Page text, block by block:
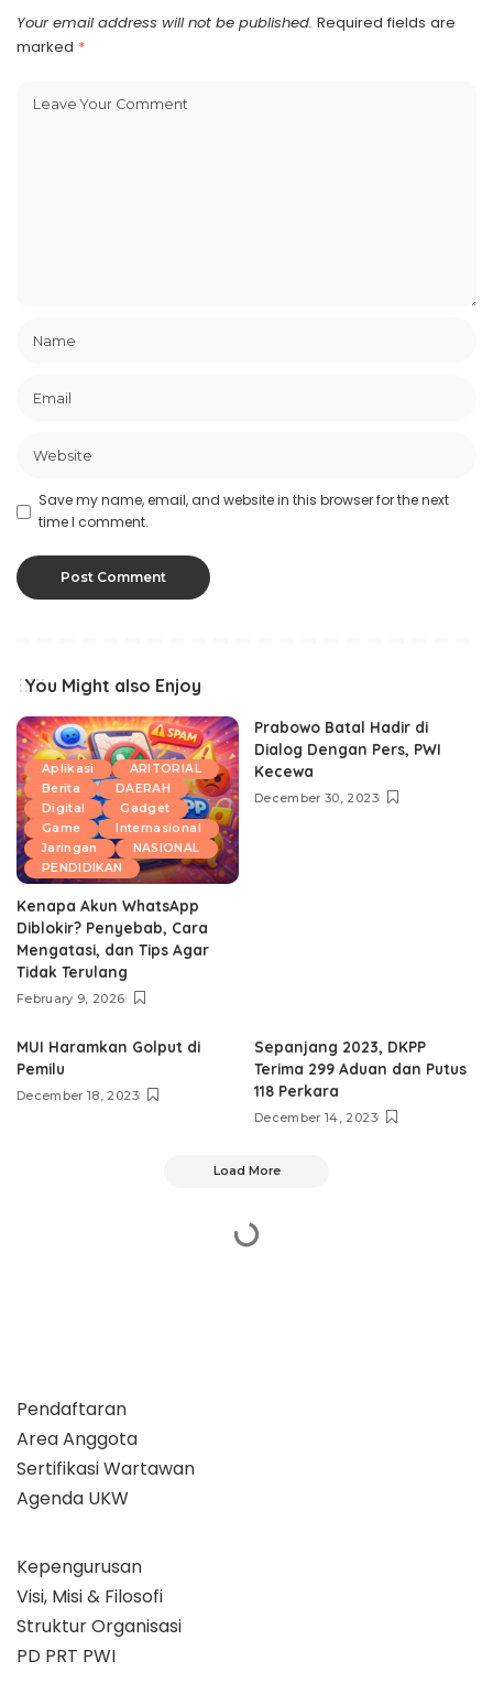
Your email address will not be published. Required fields are
marked *
Save my name, email, and website in this browser for the next
time I comment.
You Might also Enjoy
Aplikasi
ARITORIAL
Berita
DAERAH
Digital
Gadget
Game
Internasional
Jaringan
NASIONAL
PENDIDIKAN
Kenapa Akun WhatsApp
Diblokir? Penyebab, Cara
Mengatasi, dan Tips Agar
Tidak Terulang
February 9, 2026
Prabowo Batal Hadir di
Dialog Dengan Pers, PWI
Kecewa
December 30, 2023
MUI Haramkan Golput di
Pemilu
December 18, 2023
Sepanjang 2023, DKPP
Terima 299 Aduan dan Putus
118 Perkara
December 14, 2023
Load More
Pendaftaran
Area Anggota
Sertifikasi Wartawan
Agenda UKW
Kepengurusan
Visi, Misi & Filosofi
Struktur Organisasi
PD PRT PWI